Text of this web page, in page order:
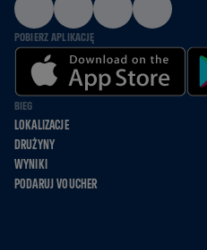
POBIERZ APLIKACJĘ
BIEG
LOKALIZACJE
DRUŻYNY
WYNIKI
PODARUJ VOUCHER